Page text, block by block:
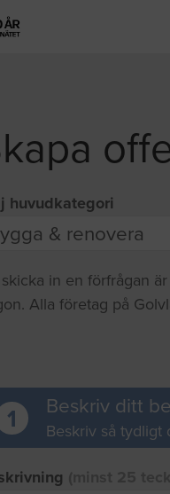
huvudkategori
in en förfrågan är
Alla företag på
1 Beskriv ditt
Beskriv så tydligt